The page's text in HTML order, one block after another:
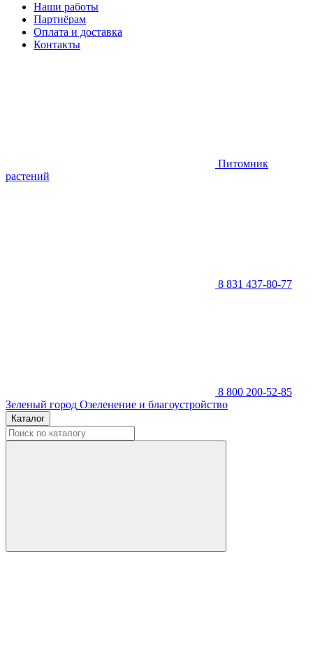
Наши работы
Партнёрам
Оплата и доставка
Контакты
Питомник
растений
8 831 437-80-77
8 800 200-52-85
Зеленый город Озеленение и благоустройство
Каталог